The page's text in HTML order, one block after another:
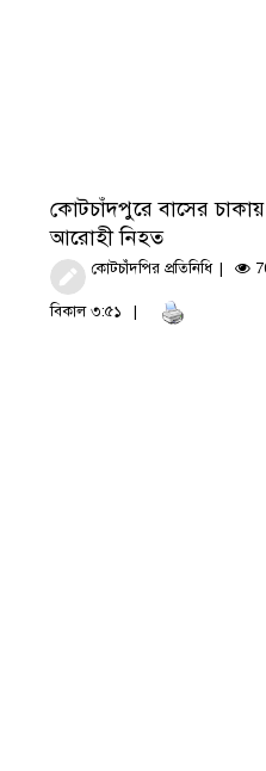
কোটচাঁদপুরে বাসের
আরোহী নিহত
কোটচাঁদপির প্রতিনিধি
বিকাল ৩:৫১